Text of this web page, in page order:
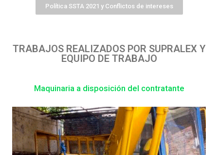
Política SSTA 2021 y Conflictos de intereses
TRABAJOS REALIZADOS POR SUPRALEX Y
EQUIPO DE TRABAJO
Maquinaria a disposición del contratante